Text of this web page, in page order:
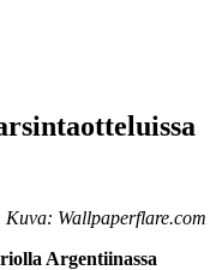
Kuva: Wallpaperflare.com
Argentiinassa